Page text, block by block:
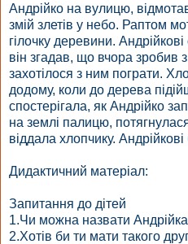
Андрійко на вулицю,
змій злетів у небо. Раптом
гілочку деревини.
він згадав, що вчора зробив
захотілося з ним пограти.
додому, коли до дерева
спостерігала, як Андрійко
на землі палицю,
віддала хлопчику.
Дидактичний матеріал:
Запитання до дітей
1.Чи можна назвати
2.Хотів би ти мати такого